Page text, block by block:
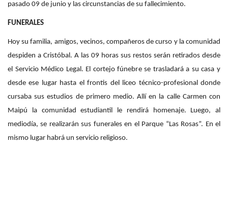
pasado 09 de junio y las circunstancias de su fallecimiento.
FUNERALES
Hoy su familia, amigos, vecinos, compañeros de curso y la comunidad
despiden a Cristóbal. A las 09 horas sus restos serán retirados desde
el Servicio Médico Legal. El cortejo fúnebre se trasladará a su casa y
desde ese lugar hasta el frontis del liceo técnico-profesional donde
cursaba sus estudios de primero medio. Allí en la calle Carmen con
Maipú la comunidad estudiantil le rendirá homenaje. Luego, al
mediodía, se realizarán sus funerales en el Parque “Las Rosas”. En el
mismo lugar habrá un servicio religioso.